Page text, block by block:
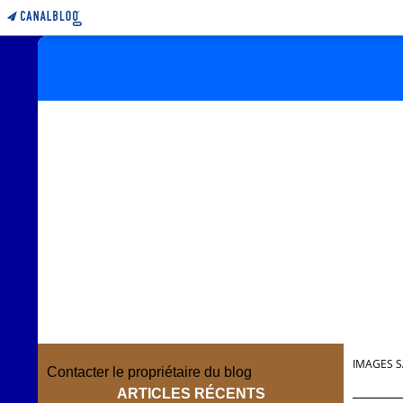
Contacter le propriétaire du blog
ARTICLES RÉCENTS
IMAGES